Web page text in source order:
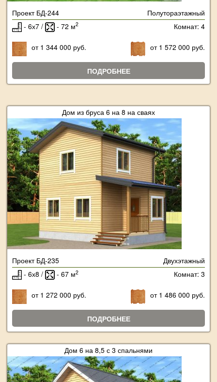
Проект БД-244
Полутораэтажный
- 6х7 /
- 72 м2 Комнат: 4
от 1 344 000 руб. от 1 572 000 руб.
ПОДРОБНЕЕ
Дом из бруса 6 на 8 на сваях
Проект БД-235
Двухэтажный
- 6х8 /
- 67 м2 Комнат: 3
от 1 272 000 руб. от 1 486 000 руб.
ПОДРОБНЕЕ
Дом 6 на 8,5 с 3 спальнями